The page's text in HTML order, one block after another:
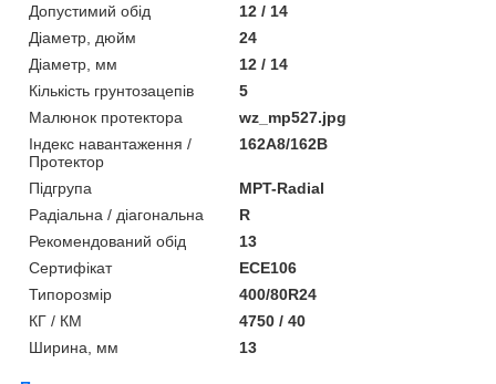
Допустимий обід
12 / 14
Діаметр, дюйм
24
Діаметр, мм
12 / 14
Кількість грунтозацепів
5
Малюнок протектора
wz_mp527.jpg
Індекс навантаження /
Протектор
162A8/162B
Підгрупа
MPT-Radial
Радіальна / діагональна
R
Рекомендований обід
13
Сертифікат
ECE106
Типорозмір
400/80R24
КГ / КМ
4750 / 40
Ширина, мм
13